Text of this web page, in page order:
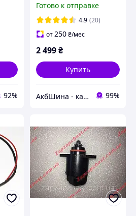
92%
(242х175х175), (+ слева),
EN600
Готово к отправке
4.9 (20)
от250₴/мес
2 499₴
Купить
АкбШина - качественные товары 99%